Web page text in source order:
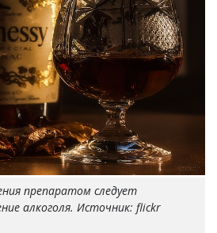
препаратом следует
алкоголя. Источник: flickr